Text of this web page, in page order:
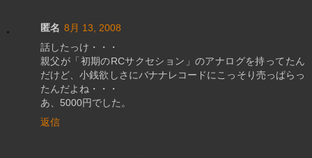
匿名 8月 13, 2008
話したっけ・・・
親父が「初期のRCサクセション」のアナログを持ってたん
だけど、小銭欲しさにバナナレコードにこっそり売っぱらっ
たんだよね・・・
あ、5000円でした。
返信